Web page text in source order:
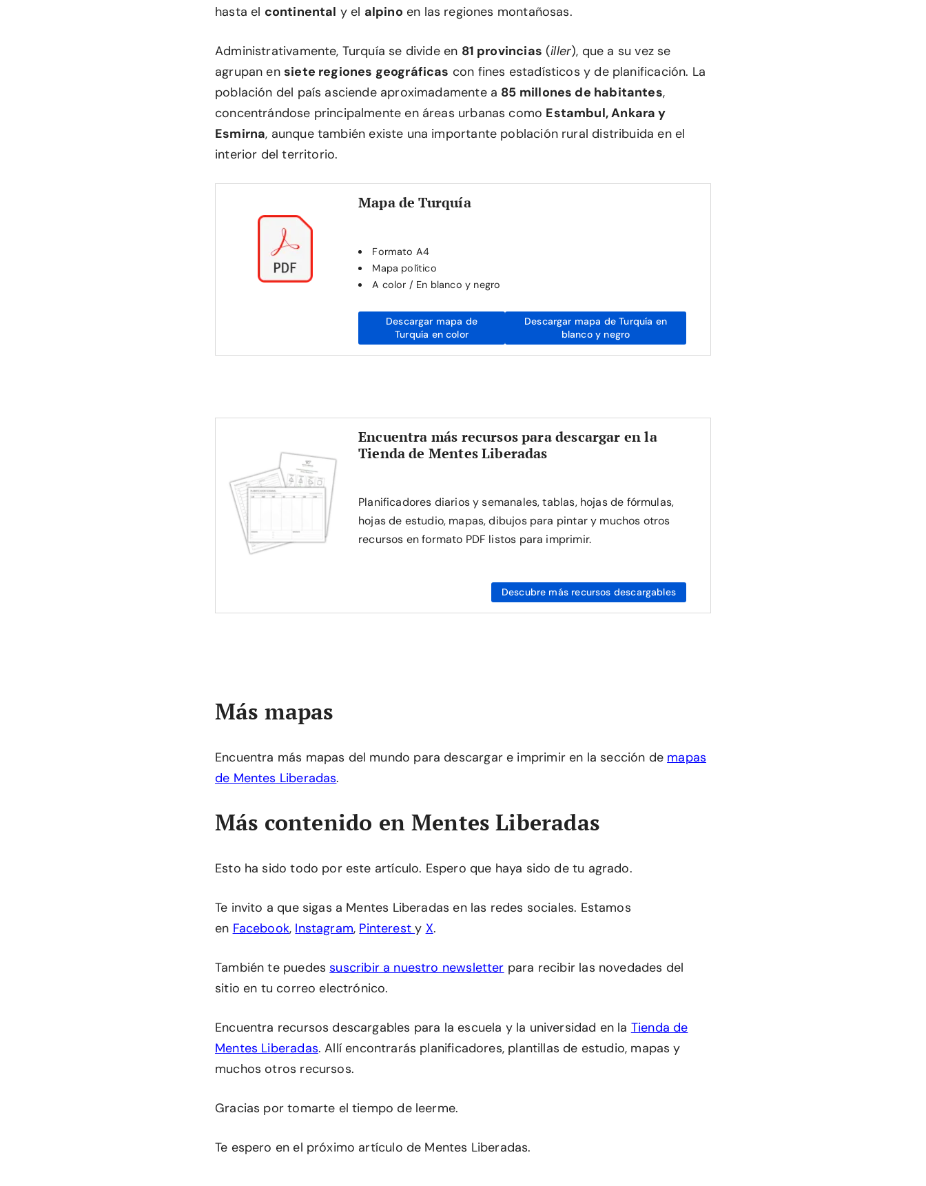
hasta el continental y el alpino en las regiones montañosas.
Administrativamente, Turquía se divide en 81 provincias (iller), que a su vez se
agrupan en siete regiones geográficas con fines estadísticos y de planificación. La
población del país asciende aproximadamente a 85 millones de habitantes,
concentrándose principalmente en áreas urbanas como Estambul, Ankara y
Esmirna, aunque también existe una importante población rural distribuida en el
interior del territorio.
Mapa de Turquía
Formato A4
Mapa político
A color / En blanco y negro
Descargar mapa de
Turquía en color
Descargar mapa de Turquía en
blanco y negro
Encuentra más recursos para descargar en la
Tienda de Mentes Liberadas
Planificadores diarios y semanales, tablas, hojas de fórmulas,
hojas de estudio, mapas, dibujos para pintar y muchos otros
recursos en formato PDF listos para imprimir.
Descubre más recursos descargables
Más mapas
Encuentra más mapas del mundo para descargar e imprimir en la sección de mapas
de Mentes Liberadas.
Más contenido en Mentes Liberadas
Esto ha sido todo por este artículo. Espero que haya sido de tu agrado.
Te invito a que sigas a Mentes Liberadas en las redes sociales. Estamos
en Facebook, Instagram, Pinteresty X.
También te puedessuscribir a nuestro newsletter para recibir las novedades del
sitio en tu correo electrónico.
Encuentra recursos descargables para la escuela y la universidad en la Tienda de
Mentes Liberadas. Allí encontrarás planificadores, plantillas de estudio, mapas y
muchos otros recursos.
Gracias por tomarte el tiempo de leerme.
Te espero en el próximo artículo de Mentes Liberadas.